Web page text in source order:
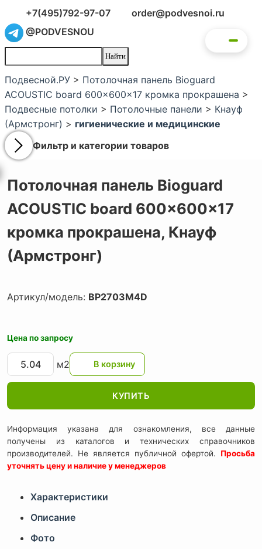
+7(495)792-97-07
order@podvesnoi.ru
@PODVESNOU
Подвесной.РУ > Потолочная панель Bioguard
ACOUSTIC board 600x600x17 кромка прокрашена >
Подвесные потолки > Потолочные панели > Кнауф
(Армстронг) > гигиенические и медицинские
Фильтр и категории товаров
Потолочная панель Bioguard
ACOUSTIC board 600x600x17
кромка прокрашена, Кнауф
(Армстронг)
Артикул/модель: BP2703M4D
Цена по запросу
м2
КУПИТЬ
Информация указана для ознакомления, все данные
получены из каталогов и технических справочников
производителей. Не является публичной офертой. Просьба
уточнять цену и наличие у менеджеров
Характеристики
Описание
Фото